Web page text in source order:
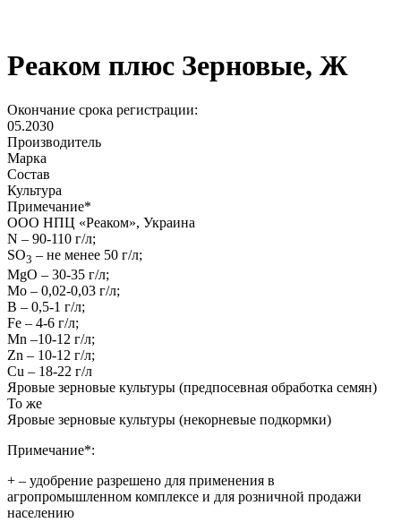
Реаком плюс Зерновые, Ж
Окончание срока регистрации:
05.2030
Производитель
Марка
Состав
Культура
Примечание*
ООО НПЦ «Реаком», Украина
N – 90-110 г/л;
SO3 – не менее 50 г/л;
MgO – 30-35 г/л;
Mo – 0,02-0,03 г/л;
B – 0,5-1 г/л;
Fe – 4-6 г/л;
Mn –10-12 г/л;
Zn – 10-12 г/л;
Cu – 18-22 г/л
Яровые зерновые культуры (предпосевная обработка семян)
То же
Яровые зерновые культуры (некорневые подкормки)
Примечание*:
+ – удобрение разрешено для применения в
агропромышленном комплексе и для розничной продажи
населению